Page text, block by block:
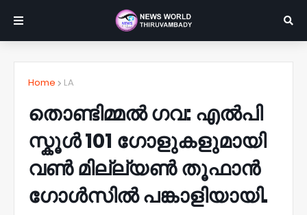
Home LA
തൊണ്ടിമ്മൽ ഗവ: എൽപി
സ്കൂൾ 101 ഗോളുകളുമായി
വൺ മില്ല്യൺ തൂഫാൻ
ഗോൾസിൽ പങ്കാളിയായി.